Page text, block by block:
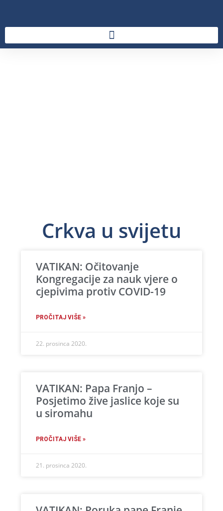
Crkva u svijetu
VATIKAN: Očitovanje
Kongregacije za nauk vjere o
cjepivima protiv COVID-19
PROČITAJ VIŠE »
22. prosinca 2020.
VATIKAN: Papa Franjo –
Posjetimo žive jaslice koje su
u siromahu
PROČITAJ VIŠE »
21. prosinca 2020.